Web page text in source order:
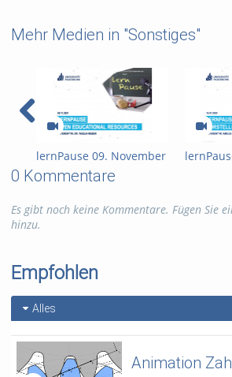
Mehr Medien in "Sonstiges"
lernPause 09. November
2021: Open Educational
Resources (OER)
0 Kommentare
Es gibt noch keine Kommentare. Fügen Sie
hinzu.
Empfohlen
Alles
Animation